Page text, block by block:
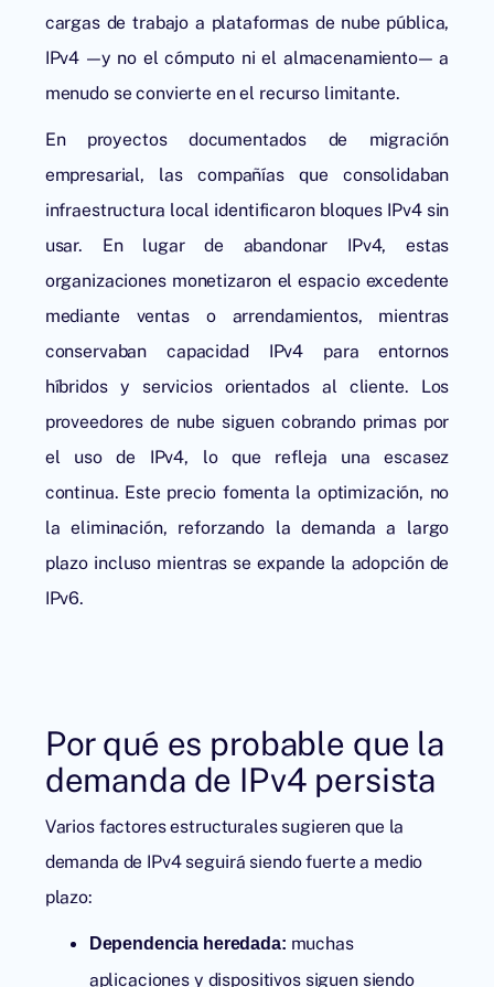
cargas de trabajo a plataformas de nube pública,
IPv4 —y no el cómputo ni el almacenamiento— a
menudo se convierte en el recurso limitante.
En proyectos documentados de migración
empresarial, las compañías que consolidaban
infraestructura local identificaron bloques IPv4 sin
usar. En lugar de abandonar IPv4, estas
organizaciones monetizaron el espacio excedente
mediante ventas o arrendamientos, mientras
conservaban capacidad IPv4 para entornos
híbridos y servicios orientados al cliente. Los
proveedores de nube siguen cobrando primas por
el uso de IPv4, lo que refleja una escasez
continua. Este precio fomenta la optimización, no
la eliminación, reforzando la demanda a largo
plazo incluso mientras se expande la adopción de
IPv6.
Por qué es probable que la
demanda de IPv4 persista
Varios factores estructurales sugieren que la
demanda de IPv4 seguirá siendo fuerte a medio
plazo:
Dependencia heredada: muchas
aplicaciones y dispositivos siguen siendo